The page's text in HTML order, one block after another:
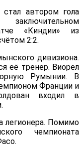
автором гола
«Киндии» из
2:2.
дивизиона.
её тренер. Виорел
Румынии. В
Франции и
входил в
легионера. Помимо
чемпионата